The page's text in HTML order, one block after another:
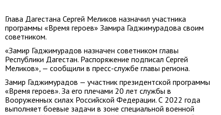
Глава Дагестана Сергей Меликов назначил участника
программы «Время героев» Замира Гаджимурадова своим
советником.
«Замир Гаджимурадов назначен советником главы
Республики Дагестан. Распоряжение подписал Сергей
Меликов», — сообщили в пресс-службе главы региона.
Замир Гаджимурадов — участник президентской программы
«Время героев». За его плечами 20 лет службы в
Вооруженных силах Российской Федерации. С 2022 года
выполняет боевые задачи в зоне специальной военной